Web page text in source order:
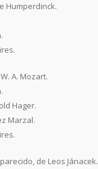
Humperdinck.
A. Mozart.
Hager.
Marzal.
de Leos Jánacek.